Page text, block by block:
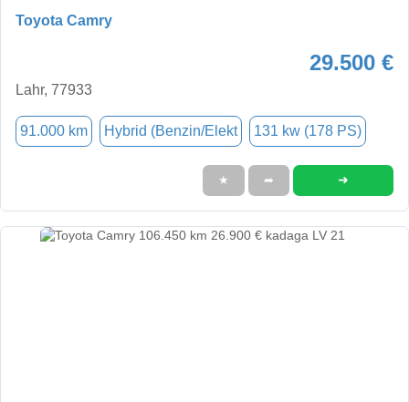
Toyota Camry
29.500 €
Lahr, 77933
91.000 km Hybrid (Benzin/Elekt 131 kw (178 PS)
★ ➦ ➜